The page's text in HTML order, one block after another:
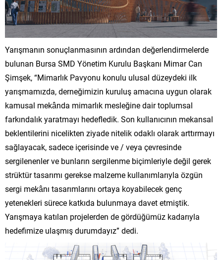
Yarışmanın sonuçlanmasının ardından değerlendirmelerde
bulunan Bursa SMD Yönetim Kurulu Başkanı Mimar Can
Şimşek, “Mimarlık Pavyonu konulu ulusal düzeydeki ilk
yarışmamızda, derneğimizin kuruluş amacına uygun olarak
kamusal mekânda mimarlık mesleğine dair toplumsal
farkındalık yaratmayı hedefledik. Son kullanıcının mekansal
beklentilerini nicelikten ziyade nitelik odaklı olarak arttırmayı
sağlayacak, sadece içerisinde ve / veya çevresinde
sergilenenler ve bunların sergilenme biçimleriyle değil gerek
strüktür tasarımı gerekse malzeme kullanımlarıyla özgün
sergi mekânı tasarımlarını ortaya koyabilecek genç
yetenekleri sürece katkıda bulunmaya davet etmiştik.
Yarışmaya katılan projelerden de gördüğümüz kadarıyla
hedefimize ulaşmış durumdayız” dedi.